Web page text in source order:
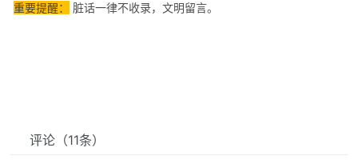
重要提醒： 脏话一律不收录，文明留言。
评论 （11条）